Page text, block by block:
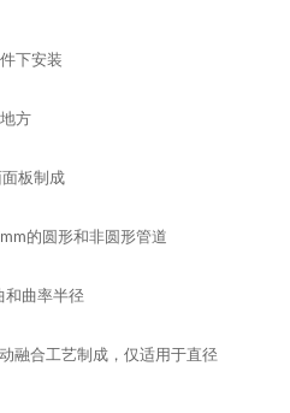
下安装
方
板制成
的圆形和非圆形管道
和曲率半径
融合工艺制成，仅适用于直径